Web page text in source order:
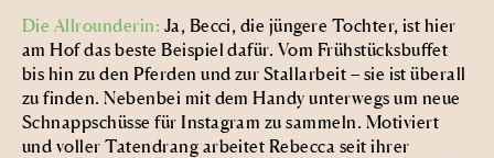
Die Allrounderin: Ja, Becci, die jüngere Tochter, ist hier
am Hof das beste Beispiel dafür. Vom Frühstücksbuffet
bis hin zu den Pferden und zur Stallarbeit – sie ist überall
zu finden. Nebenbei mit dem Handy unterwegs um neue
Schnappschüsse für Instagram zu sammeln. Motiviert
und voller Tatendrang arbeitet Rebecca seit ihrer